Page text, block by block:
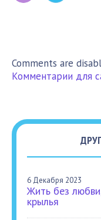
Comments are
Комментарии для
6 Декабря 2023
Жить без
крылья